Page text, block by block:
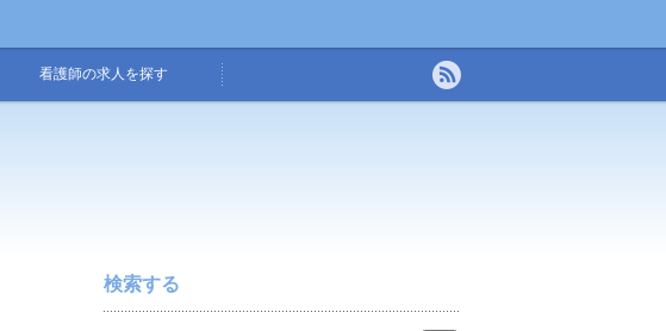
看護師の求人を探す
検索する